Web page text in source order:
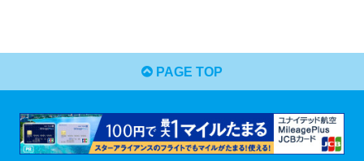
PAGE TOP